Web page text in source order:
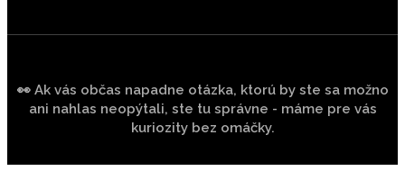
👀 Ak vás občas napadne otázka, ktorú by ste sa možno
ani nahlas neopýtali, ste tu správne - máme pre vás
kuriozity bez omáčky.